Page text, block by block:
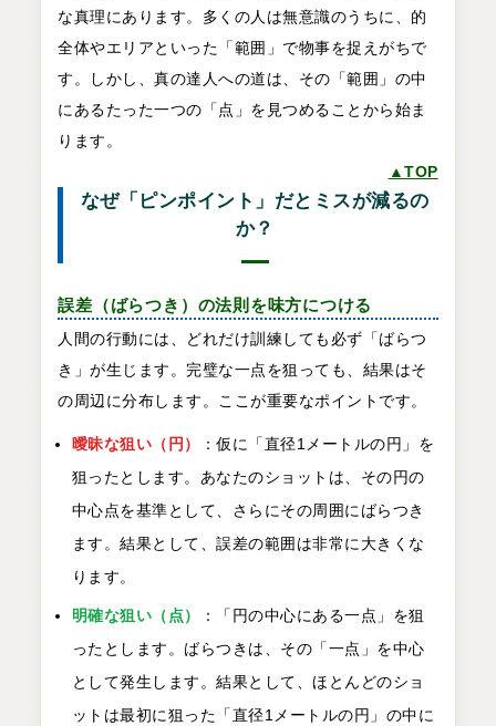
な真理にあります。多くの人は無意識のうちに、的
全体やエリアといった「範囲」で物事を捉えがちで
す。しかし、真の達人への道は、その「範囲」の中
にあるたった一つの「点」を見つめることから始ま
ります。
▲TOP
なぜ「ピンポイント」だとミスが減るの
か？
誤差（ばらつき）の法則を味方につける
人間の行動には、どれだけ訓練しても必ず「ばらつ
き」が生じます。完璧な一点を狙っても、結果はそ
の周辺に分布します。ここが重要なポイントです。
曖昧な狙い（円）
：仮に「直径1メートルの円」を
狙ったとします。あなたのショットは、その円の
中心点を基準として、さらにその周囲にばらつき
ます。結果として、誤差の範囲は非常に大きくな
ります。
明確な狙い（点）
：「円の中心にある一点」を狙
ったとします。ばらつきは、その「一点」を中心
として発生します。結果として、ほとんどのショ
ットは最初に狙った「直径1メートルの円」の中に